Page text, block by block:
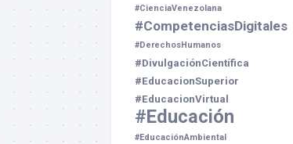
#CienciaVenezolana
#CompetenciasDigitales
#DerechosHumanos
#DivulgaciónCientífica
#EducacionSuperior
#EducacionVirtual
#Educación
#EducaciónAmbiental